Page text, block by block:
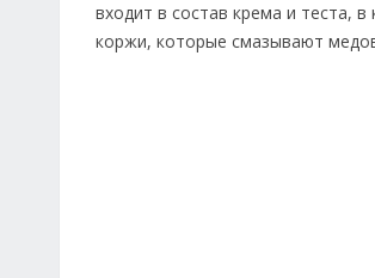
входит в состав крема и теста,
коржи, которые смазывают